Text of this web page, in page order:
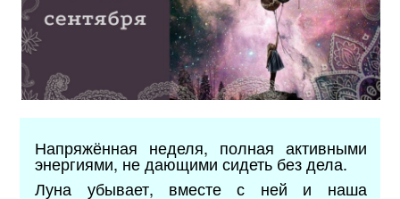
Напряжённая неделя, полная активными
энергиями, не дающими сидеть без дела.
Луна убывает, вместе с ней и наша